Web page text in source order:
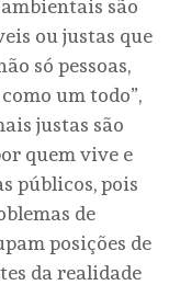
são
ou justas que
só pessoas,
um todo”,
justas são
quem vive e
públicos, pois
de
posições de
da realidade